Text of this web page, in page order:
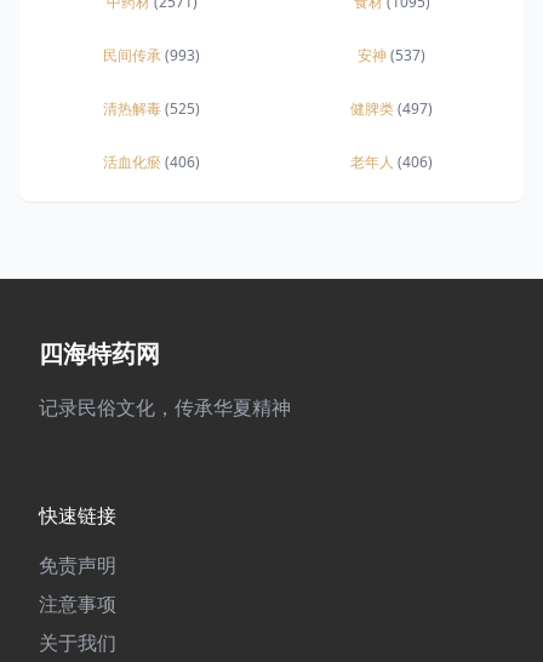
民间传承(993) 安神(537)
清热解毒(525) 健脾类(497)
活血化瘀(406) 老年人 (406)
四海特药网
记录民俗文化，传承华夏精神
快速链接
免责声明
注意事项
关于我们